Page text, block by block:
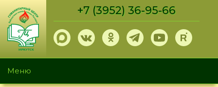
Перейти
основному
содержанию
+7 (3952) 36-95-66
Меню